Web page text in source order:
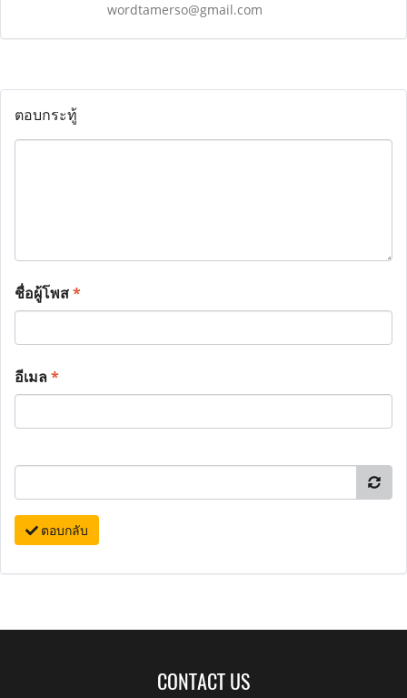
wordtamerso@gmail.com
ตอบกระทู้
ชื่อผู้โพส*
อีเมล*
ตอบกลับ
CONTACT US